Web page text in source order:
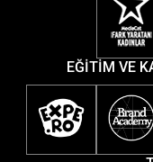
EĞİTİM VE